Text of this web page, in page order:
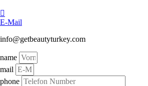
E-Mail
info@getbeautyturkey.com
name
mail
phone